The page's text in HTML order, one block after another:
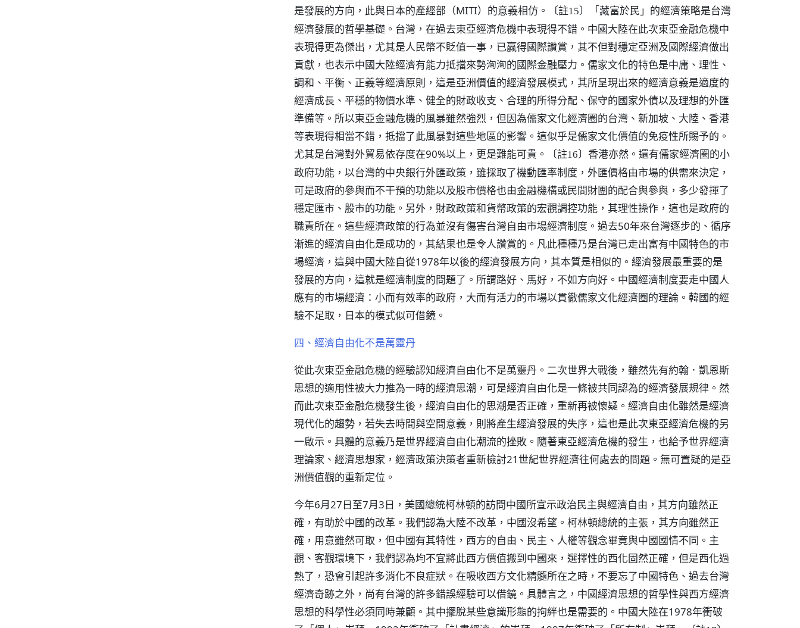
是發展的方向，此與日本的產經部（MITI）的意義相仿。
〔註15〕
「藏富於民」的經濟策略是台灣
經濟發展的哲學基礎。台灣，在過去東亞經濟危機中表現得不錯。中國大陸在此次東亞金融危機中
表現得更為傑出，尤其是人民幣不貶值一事，已贏得國際讚賞，其不但對穩定亞洲及國際經濟做出
貢獻，也表示中國大陸經濟有能力抵擋來勢洶洶的國際金融壓力。儒家文化的特色是中庸、理性、
調和、平衡、正義等經濟原則，這是亞洲價值的經濟發展模式，其所呈現出來的經濟意義是適度的
經濟成長、平穩的物價水準、健全的財政收支、合理的所得分配、保守的國家外債以及理想的外匯
準備等。所以東亞金融危機的風暴雖然強烈，但因為儒家文化經濟圈的台灣、新加坡、大陸、香港
等表現得相當不錯，抵擋了此風暴對這些地區的影響。這似乎是儒家文化價值的免疫性所賜予的。
尤其是台灣對外貿易依存度在90%以上，更是難能可貴。
〔註16〕 香港亦然。還有儒家經濟圈的小
政府功能，以台灣的中央銀行外匯政策，雖採取了機動匯率制度，外匯價格由市場的供需來決定，
可是政府的參與而不干預的功能以及股市價格也由金融機構或民間財團的配合與參與，多少發揮了
穩定匯市、股市的功能。另外，財政政策和貨幣政策的宏觀調控功能，其理性操作，這也是政府的
職責所在。這些經濟政策的行為並沒有傷害台灣自由市場經濟制度。過去50年來台灣逐步的、循序
漸進的經濟自由化是成功的，其結果也是令人讚賞的。凡此種種乃是台灣已走出富有中國特色的市
場經濟，這與中國大陸自從1978年以後的經濟發展方向，其本質是相似的。經濟發展最重要的是
發展的方向，這就是經濟制度的問題了。所謂路好、馬好，不如方向好。中國經濟制度要走中國人
應有的市場經濟：小而有效率的政府，大而有活力的市場以貫徹儒家文化經濟圈的理論。韓國的經
驗不足取，日本的模式似可借鏡。
四、經濟自由化不是萬靈丹
從此次東亞金融危機的經驗認知經濟自由化不是萬靈丹。二次世界大戰後，雖然先有約翰．凱恩斯
思想的適用性被大力推為一時的經濟思潮，可是經濟自由化是一條被共同認為的經濟發展規律。然
而此次東亞金融危機發生後，經濟自由化的思潮是否正確，重新再被懷疑。經濟自由化雖然是經濟
現代化的趨勢，若失去時間與空間意義，則將產生經濟發展的失序，這也是此次東亞經濟危機的另
一啟示。具體的意義乃是世界經濟自由化潮流的挫敗。隨著東亞經濟危機的發生，也給予世界經濟
理論家、經濟思想家，經濟政策決策者重新檢討21世紀世界經濟往何處去的問題。無可置疑的是亞
洲價值觀的重新定位。
今年6月27日至7月3日，美國總統柯林頓的訪問中國所宣示政治民主與經濟自由，其方向雖然正
確，有助於中國的改革。我們認為大陸不改革，中國沒希望。柯林頓總統的主張，其方向雖然正
確，用意雖然可取，但中國有其特性，西方的自由、民主、人權等觀念畢竟與中國國情不同。主
觀、客觀環境下，我們認為均不宜將此西方價值搬到中國來，選擇性的西化固然正確，但是西化過
熱了，恐會引起許多消化不良症狀。在吸收西方文化精髓所在之時，不要忘了中國特色、過去台灣
經濟奇跡之外，尚有台灣的許多錯誤經驗可以借鏡。具體言之，中國經濟思想的哲學性與西方經濟
思想的科學性必須同時兼顧。其中擺脫某些意識形態的拘絆也是需要的。中國大陸在1978年衝破